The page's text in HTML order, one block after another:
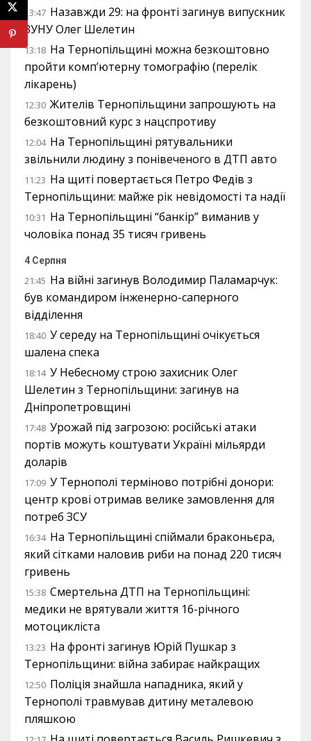
13:47 Назавжди 29: на фронті загинув випускник
ЗУНУ Олег Шелетин
13:18 На Тернопільщині можна безкоштовно
пройти комп’ютерну томографію (перелік
лікарень)
12:30 Жителів Тернопільщини запрошують на
безкоштовний курс з нацспротиву
12:04 На Тернопільщині рятувальники
звільнили людину з понівеченого в ДТП авто
11:23 На щиті повертається Петро Федів з
Тернопільщини: майже рік невідомості та надії
10:31 На Тернопільщині “банкір” виманив у
чоловіка понад 35 тисяч гривень
4 Серпня
21:45 На війні загинув Володимир Паламарчук:
був командиром інженерно-саперного
відділення
18:40 У середу на Тернопільщині очікується
шалена спека
18:14 У Небесному строю захисник Олег
Шелетин з Тернопільщини: загинув на
Дніпропетровщині
17:48 Урожай під загрозою: російські атаки
портів можуть коштувати Україні мільярди
доларів
17:09 У Тернополі терміново потрібні донори:
центр крові отримав велике замовлення для
потреб ЗСУ
16:34 На Тернопільщині спіймали браконьєра,
який сітками наловив риби на понад 220 тисяч
гривень
15:38 Смертельна ДТП на Тернопільщині:
медики не врятували життя 16-річного
мотоцикліста
13:23 На фронті загинув Юрій Пушкар з
Тернопільщини: війна забирає найкращих
12:50 Поліція знайшла нападника, який у
Тернополі травмував дитину металевою
пляшкою